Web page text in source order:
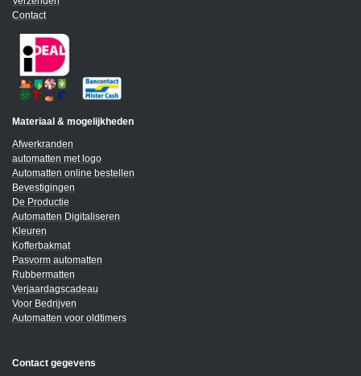
Contact
Materiaal & mogelijkheden
Afwerkranden
automatten met logo
Automatten online bestellen
Bevestigingen
De Productie
Automatten Digitaliseren
Kleuren
Kofferbakmat
Pasvorm automatten
Rubbermatten
Verjaardagscadeau
Voor Bedrijven
Automatten voor oldtimers
Contact gegevens